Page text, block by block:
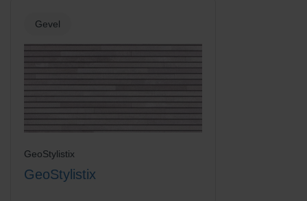
Gevel
GeoStylistix
GeoStylistix